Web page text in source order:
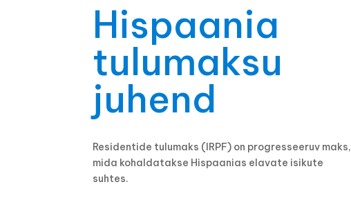
Hispaania
tulumaksu
juhend
Residentide tulumaks (IRPF) on progresseeruv maks,
mida kohaldatakse Hispaanias elavate isikute
suhtes.